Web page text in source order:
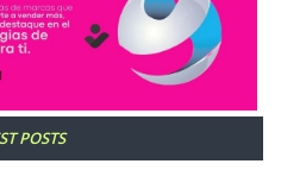
POSTS